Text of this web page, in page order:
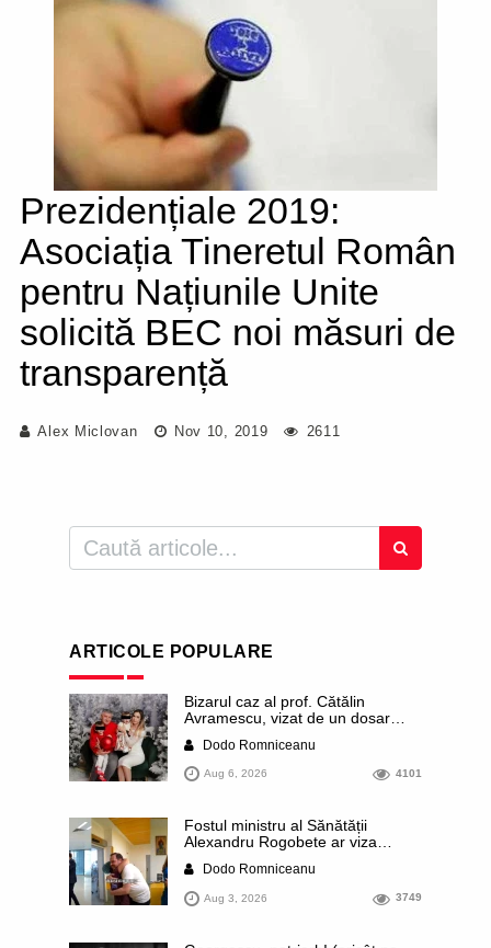
Prezidențiale 2019:
Asociația Tineretul Român
pentru Națiunile Unite
solicită BEC noi măsuri de
transparență
Alex Miclovan Nov 10, 2019 2611
ARTICOLE POPULARE
Bizarul caz al prof. Cătălin
Avramescu, vizat de un dosar
infantilă”. Miroase a execuție
stalinistă. Cea mai imundă parte a
presei publică inclusiv documente
dezvăluite date ultra-personale
ale profesorului, inclusiv
diagnostice și tratamente
Dodo Romniceanu
Aug 6, 2026 4101
Fostul ministru al Sănătății
Alexandru Rogobete ar viza
funcția lui Dominic Fritz de primar
al orașului Timișoara. Pesedistul
publică imagini demne de Coreea
de Nord cu femei din Timișoara
Dodo Romniceanu
Aug 3, 2026 3749